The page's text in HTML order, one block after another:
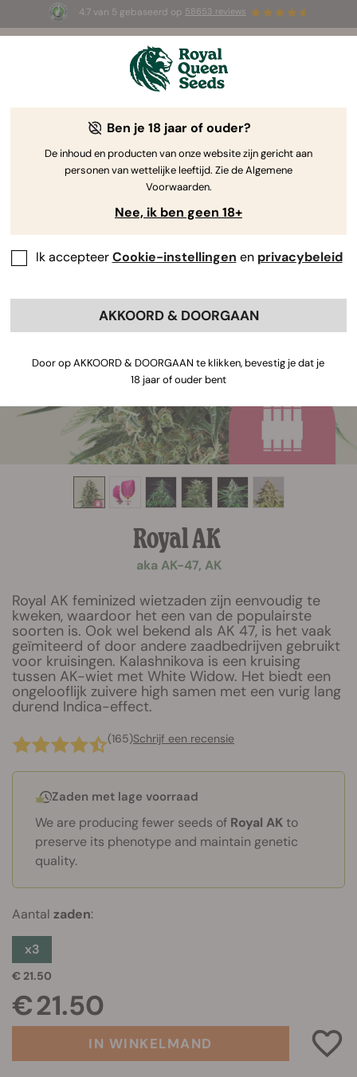
4.7 van 5 gebaseerd op 58653 reviews
☀️ Summer Sales: tot wel 50% korting
op geselecteerde producten! ⏤
Royal AK
aka AK-47, AK
Royal AK feminized wietzaden zijn eenvoudig te
kweken, waardoor het een van de populairste
soorten is. Ook wel bekend als AK 47, is het vaak
geïmiteerd of door andere zaadbedrijven gebruikt
voor kruisingen. Kalashnikova is een kruising
tussen AK-wiet met White Widow. Het biedt een
ongelooflijk zuivere high samen met een vurig lang
durend Indica-effect.
(165)Schrijf een recensie
Zaden met lage voorraad
We are producing fewer seeds of Royal AKto
preserve its phenotype and maintain genetic
quality.
Aantal zaden:
x3
€ 21.50
€ 21.50
IN WINKELMAND
Ben je 18 jaar of ouder?
De inhoud en producten van onze website zijn gericht aan
personen van wettelijke leeftijd. Zie de Algemene
Voorwaarden.
Nee, ik ben geen 18+
Ik accepteerCookie-instellingen en privacybeleid
AKKOORD & DOORGAAN
Door op AKKOORD & DOORGAAN te klikken, bevestig je dat je
18 jaar of ouder bent